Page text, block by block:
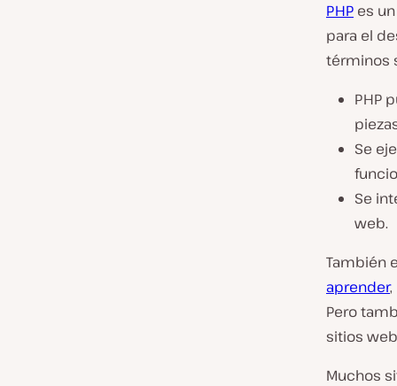
PHP es
para el
términos
PHP
Se
Se
web.
También
aprender
Pero
sitios
Muchos